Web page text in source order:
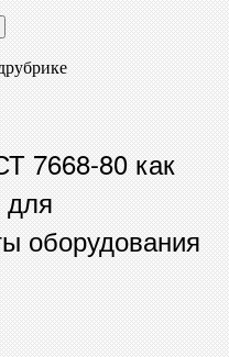
7668-80 как
для
оборудования